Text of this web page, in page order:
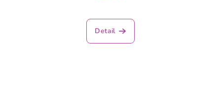
Detail